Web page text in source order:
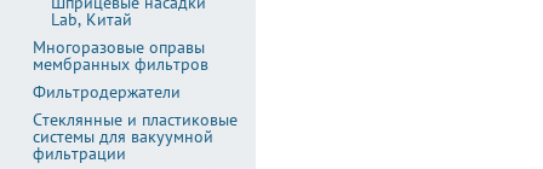
Lab, Китай
Многоразовые оправы
мембранных фильтров
Фильтродержатели
Стеклянные и пластиковые
системы для вакуумной
фильтрации